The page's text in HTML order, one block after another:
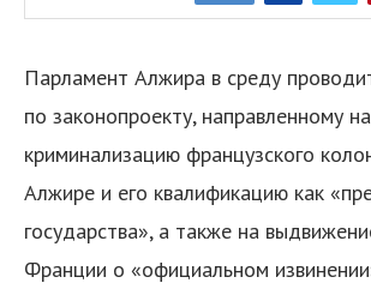
Парламент Алжира в среду
по законопроекту, направленному на
криминализацию французского
Алжире и его квалификацию как
государства», а также на
Франции о «официальном